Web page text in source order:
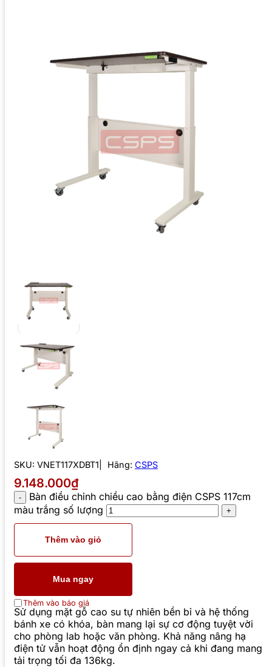
SKU: VNET117XDBT1 Hãng: CSPS
9.148.000₫
Bàn điều chỉnh chiều cao bằng điện CSPS 117cm
màu trắng số lượng
Thêm vào giỏ
Mua ngay
Thêm vào báo giá
Sử dụng mặt gỗ cao su tự nhiên bền bỉ và hệ thống
bánh xe có khóa, bàn mang lại sự cơ động tuyệt vời
cho phòng lab hoặc văn phòng. Khả năng nâng hạ
điện tử vẫn hoạt động ổn định ngay cả khi đang mang
tải trọng tối đa 136kg.